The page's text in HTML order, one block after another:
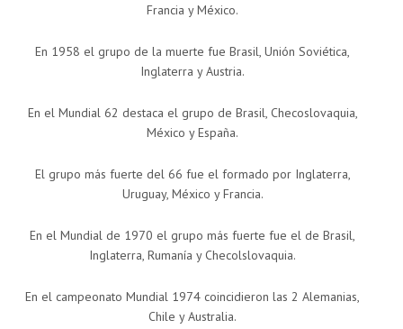
Francia y México.
En 1958 el grupo de la muerte fue Brasil, Unión Soviética,
Inglaterra y Austria.
En el Mundial 62 destaca el grupo de Brasil, Checoslovaquia,
México y España.
El grupo más fuerte del 66 fue el formado por Inglaterra,
Uruguay, México y Francia.
En el Mundial de 1970 el grupo más fuerte fue el de Brasil,
Inglaterra, Rumanía y Checolslovaquia.
En el campeonato Mundial 1974 coincidieron las 2 Alemanias,
Chile y Australia.